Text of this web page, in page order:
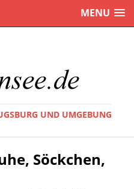
MENU
UND UMGEBUNG
Söckchen,